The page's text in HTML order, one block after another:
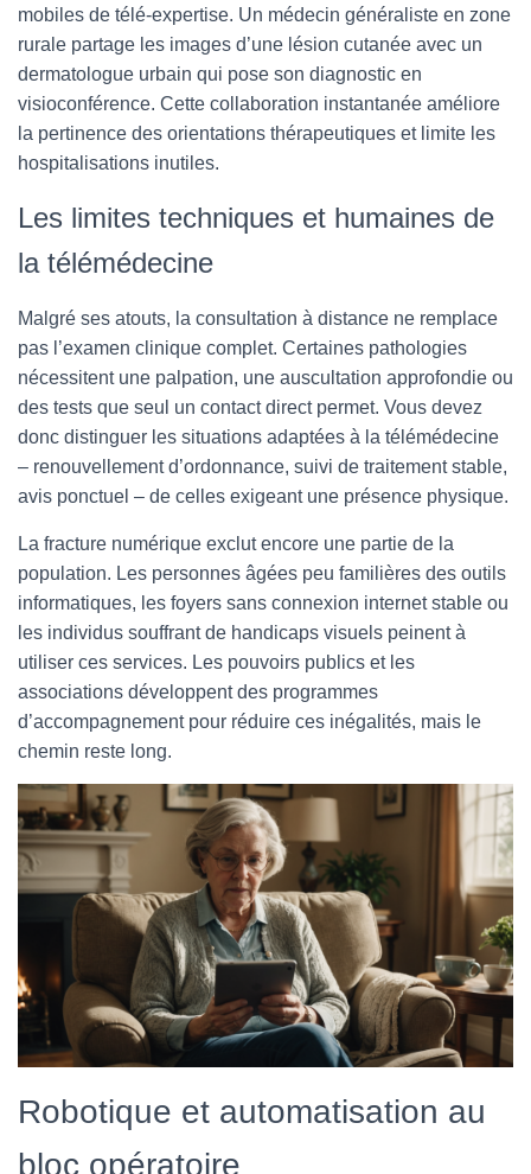
mobiles de télé-expertise. Un médecin généraliste en zone
rurale partage les images d’une lésion cutanée avec un
dermatologue urbain qui pose son diagnostic en
visioconférence. Cette collaboration instantanée améliore
la pertinence des orientations thérapeutiques et limite les
hospitalisations inutiles.
Les limites techniques et humaines de
la télémédecine
Malgré ses atouts, la consultation à distance ne remplace
pas l’examen clinique complet. Certaines pathologies
nécessitent une palpation, une auscultation approfondie ou
des tests que seul un contact direct permet. Vous devez
donc distinguer les situations adaptées à la télémédecine
– renouvellement d’ordonnance, suivi de traitement stable,
avis ponctuel – de celles exigeant une présence physique.
La fracture numérique exclut encore une partie de la
population. Les personnes âgées peu familières des outils
informatiques, les foyers sans connexion internet stable ou
les individus souffrant de handicaps visuels peinent à
utiliser ces services. Les pouvoirs publics et les
associations développent des programmes
d’accompagnement pour réduire ces inégalités, mais le
chemin reste long.
Robotique et automatisation au
bloc opératoire